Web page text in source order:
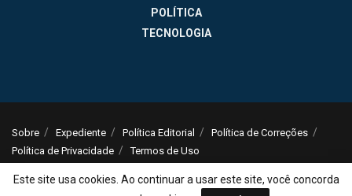
POLÍTICA
TECNOLOGIA
Sobre Expediente Política Editorial
Política de Correções
Política de Privacidade
Termos de Uso
© 2025Jornal da Tarde
- Notícias do Brasil e do mundo - ISSN: 1516-294X -
Este site usa cookies. Ao continuar a usar este site, você concorda